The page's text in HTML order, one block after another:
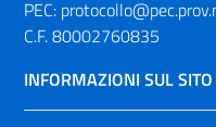
PEC:
C.F. 80002760835
INFORMAZIONI SUL SITO